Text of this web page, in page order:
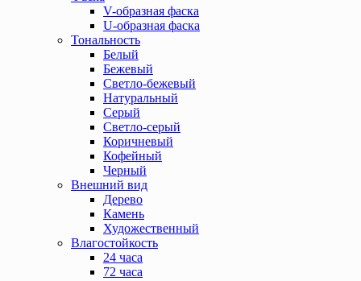
V-образная фаска
U-образная фаска
Тональность
Белый
Бежевый
Светло-бежевый
Натуральный
Серый
Светло-серый
Коричневый
Кофейный
Черный
Внешний вид
Дерево
Камень
Художественный
Влагостойкость
24 часа
72 часа